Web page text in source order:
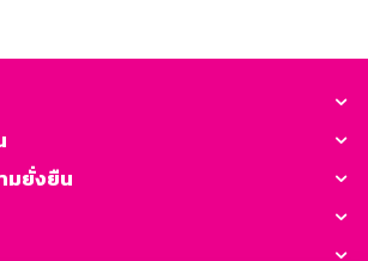
มยั่งยืน